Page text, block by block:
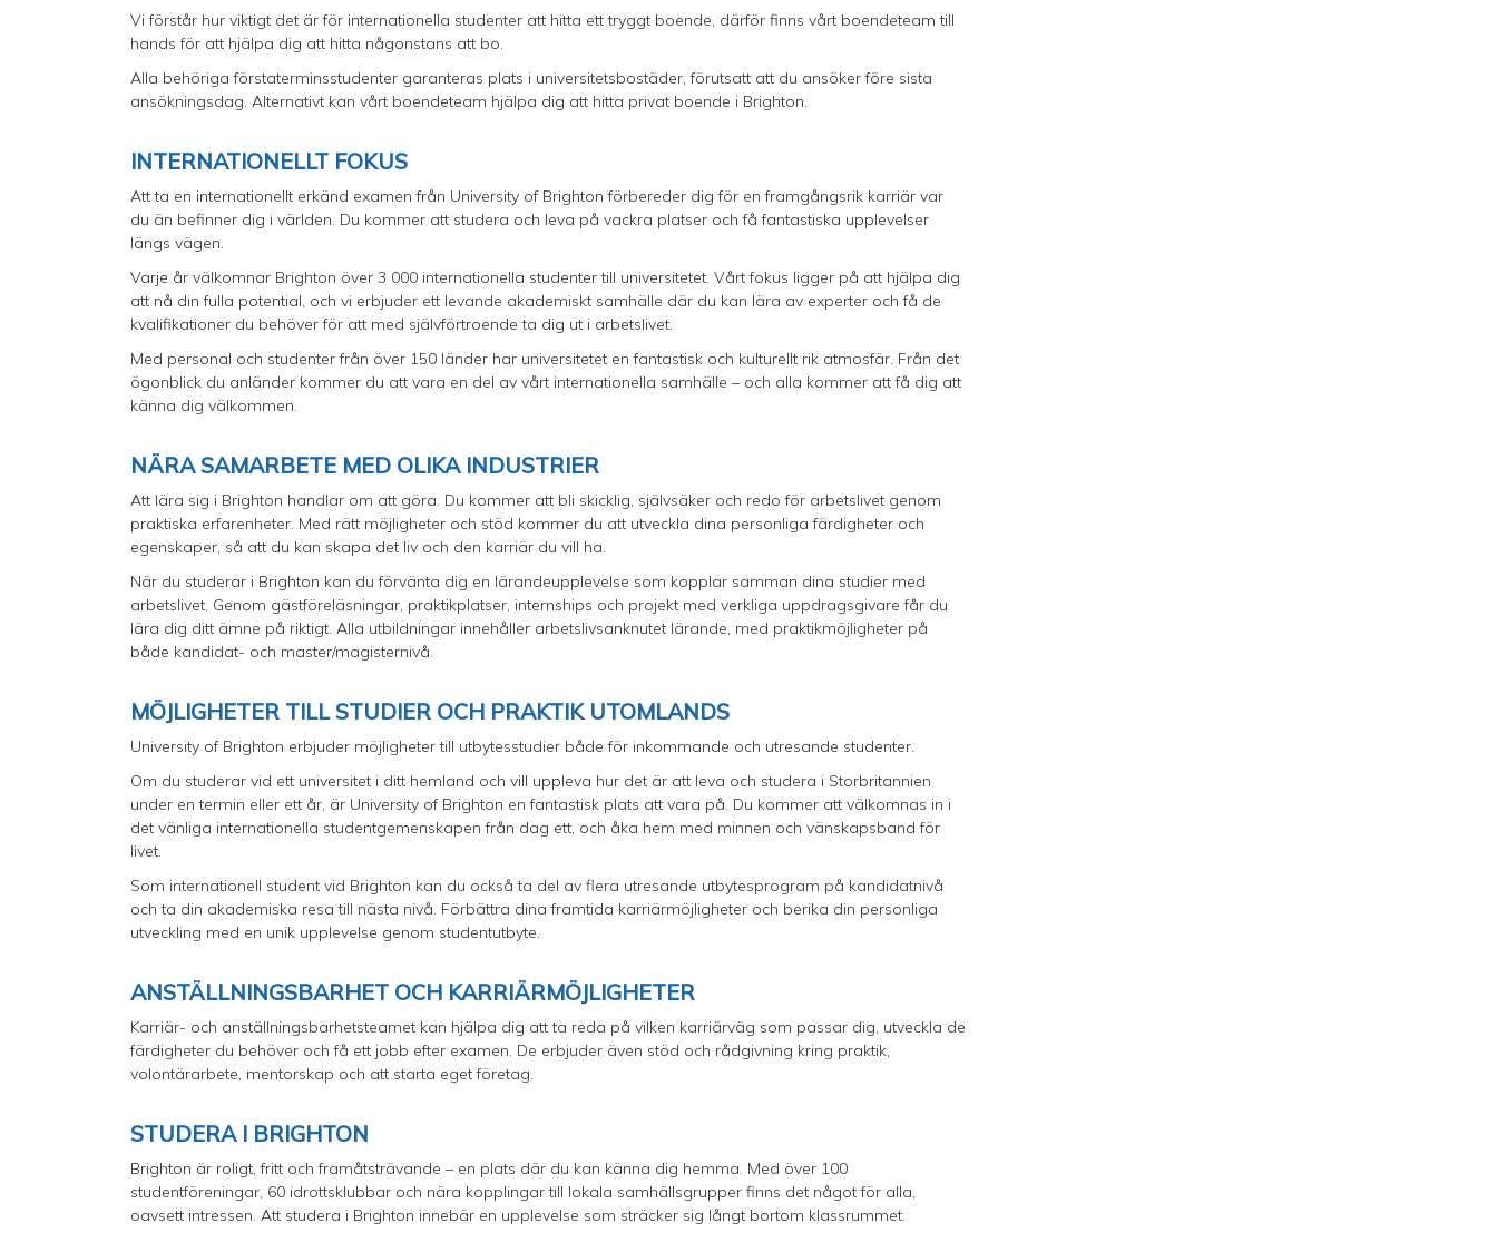
Vi förstår hur viktigt det är för internationella studenter att hitta ett tryggt boende, därför finns vårt boendeteam till
hands för att hjälpa dig att hitta någonstans att bo.
Alla behöriga förstaterminsstudenter garanteras plats i universitetsbostäder, förutsatt att du ansöker före sista
ansökningsdag. Alternativt kan vårt boendeteam hjälpa dig att hitta privat boende i Brighton.
INTERNATIONELLT FOKUS
Att ta en internationellt erkänd examen från University of Brighton förbereder dig för en framgångsrik karriär var
du än befinner dig i världen. Du kommer att studera och leva på vackra platser och få fantastiska upplevelser
längs vägen.
Varje år välkomnar Brighton över 3 000 internationella studenter till universitetet. Vårt fokus ligger på att hjälpa dig
att nå din fulla potential, och vi erbjuder ett levande akademiskt samhälle där du kan lära av experter och få de
kvalifikationer du behöver för att med självförtroende ta dig ut i arbetslivet.
Med personal och studenter från över 150 länder har universitetet en fantastisk och kulturellt rik atmosfär. Från det
ögonblick du anländer kommer du att vara en del av vårt internationella samhälle – och alla kommer att få dig att
känna dig välkommen.
NÄRA SAMARBETE MED OLIKA INDUSTRIER
Att lära sig i Brighton handlar om att göra. Du kommer att bli skicklig, självsäker och redo för arbetslivet genom
praktiska erfarenheter. Med rätt möjligheter och stöd kommer du att utveckla dina personliga färdigheter och
egenskaper, så att du kan skapa det liv och den karriär du vill ha.
När du studerar i Brighton kan du förvänta dig en lärandeupplevelse som kopplar samman dina studier med
arbetslivet. Genom gästföreläsningar, praktikplatser, internships och projekt med verkliga uppdragsgivare får du
lära dig ditt ämne på riktigt. Alla utbildningar innehåller arbetslivsanknutet lärande, med praktikmöjligheter på
både kandidat- och master/magisternivå.
MÖJLIGHETER TILL STUDIER OCH PRAKTIK UTOMLANDS
University of Brighton erbjuder möjligheter till utbytesstudier både för inkommande och utresande studenter.
Om du studerar vid ett universitet i ditt hemland och vill uppleva hur det är att leva och studera i Storbritannien
under en termin eller ett år, är University of Brighton en fantastisk plats att vara på. Du kommer att välkomnas in i
det vänliga internationella studentgemenskapen från dag ett, och åka hem med minnen och vänskapsband för
livet.
Som internationell student vid Brighton kan du också ta del av flera utresande utbytesprogram på kandidatnivå
och ta din akademiska resa till nästa nivå. Förbättra dina framtida karriärmöjligheter och berika din personliga
utveckling med en unik upplevelse genom studentutbyte.
ANSTÄLLNINGSBARHET OCH KARRIÄRMÖJLIGHETER
Karriär- och anställningsbarhetsteamet kan hjälpa dig att ta reda på vilken karriärväg som passar dig, utveckla de
färdigheter du behöver och få ett jobb efter examen. De erbjuder även stöd och rådgivning kring praktik,
volontärarbete, mentorskap och att starta eget företag.
STUDERA I BRIGHTON
Brighton är roligt, fritt och framåtsträvande – en plats där du kan känna dig hemma. Med över 100
studentföreningar, 60 idrottsklubbar och nära kopplingar till lokala samhällsgrupper finns det något för alla,
oavsett intressen. Att studera i Brighton innebär en upplevelse som sträcker sig långt bortom klassrummet.